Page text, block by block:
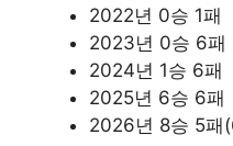
2022년 0승 1패
2023년 0승 6패
2024년 1승 6패
2025년 6승 6패
2026년 8승 5패